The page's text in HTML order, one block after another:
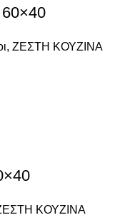
, ΖΕΣΤΗ ΚΟΥΖΙΝΑ
ΚΟΥΖΙΝΑ